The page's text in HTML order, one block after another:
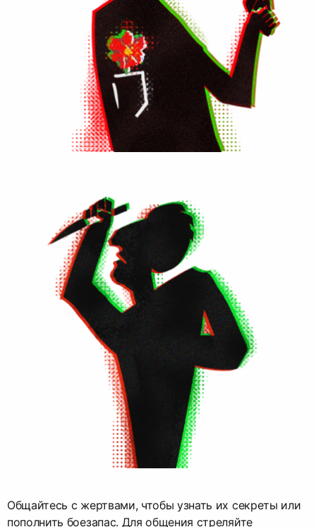
Общайтесь с жертвами, чтобы узнать их секреты или
пополнить боезапас. Для общения стреляйте